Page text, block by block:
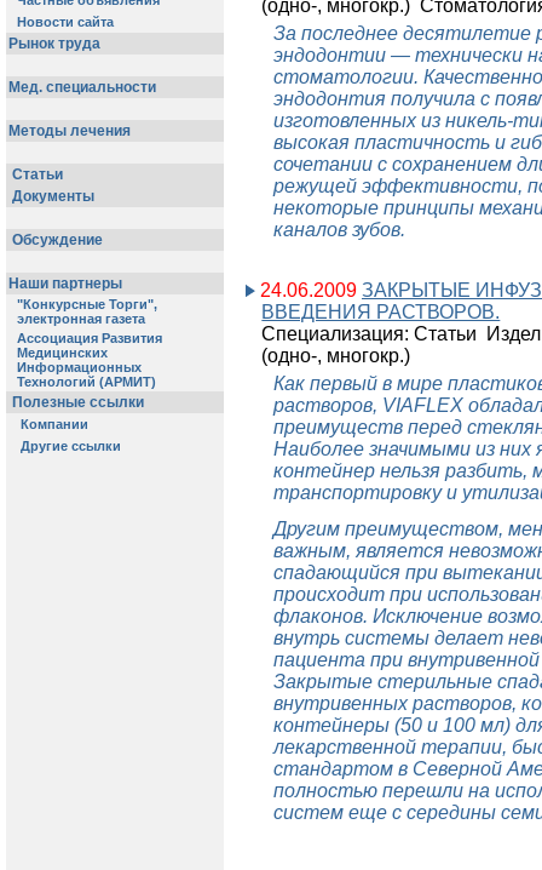
(одно-, многокр.)
За последнее десятилетие
эндодонтии — технически
стоматологии.
эндодонтия получила с
изготовленных из никель-
высокая пластичность и
сочетании с сохранением
режущей эффективности,
некоторые принципы
каналов зубов.
24.06.2009 ЗАКРЫТЫЕ
ВВЕДЕНИЯ РАСТВОРОВ.
Специализация: Статьи
(одно-, многокр.)
Как первый в мире
растворов, VIAFLEX
преимуществ перед
Наиболее значимыми из
контейнер нельзя
транспортировку и
Другим преимуществом,
важным, является
спадающийся при
происходит при
флаконов. Исключение
внутрь системы делает
пациента при
Закрытые стерильные
внутривенных растворов,
контейнеры (50 и 100 мл)
лекарственной терапии,
стандартом в Северной
полностью перешли на
систем еще с середины